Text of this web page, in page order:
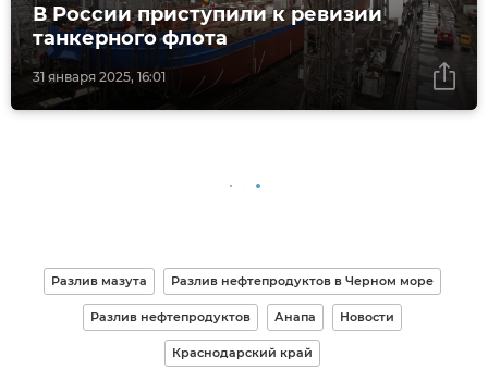
31 января 2025, 16:01
В России приступили к ревизии
танкерного флота
Разлив мазута Разлив нефтепродуктов в Черном море
Разлив нефтепродуктов Анапа Новости
Краснодарский край